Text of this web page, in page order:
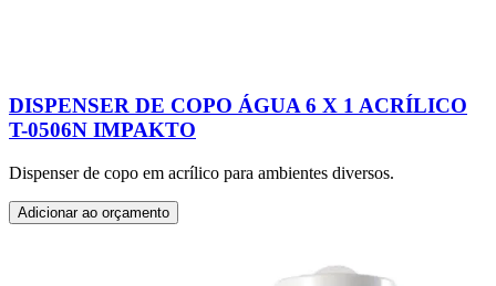
DISPENSER DE COPO ÁGUA 6 X 1 ACRÍLICO
T-0506N IMPAKTO
Dispenser de copo em acrílico para ambientes diversos.
Adicionar ao orçamento